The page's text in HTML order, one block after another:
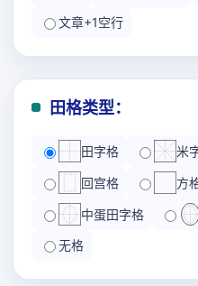
文章+1空行
田格类型：
田字格 米
回宫格 方
中蛋田字格
无格